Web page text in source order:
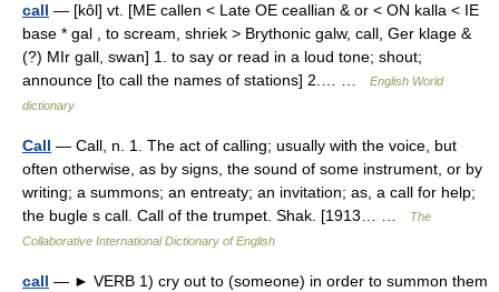
call — [kôl] vt. [ME callen < Late OE ceallian & or < ON kalla < IE
base * gal , to scream, shriek > Brythonic galw, call, Ger klage &
(?) MIr gall, swan] 1. to say or read in a loud tone; shout;
announce [to call the names of stations] 2.… …
English World
dictionary
Call — Call, n. 1. The act of calling; usually with the voice, but
often otherwise, as by signs, the sound of some instrument, or by
writing; a summons; an entreaty; an invitation; as, a call for help;
the bugle s call. Call of the trumpet. Shak. [1913… …
The
Collaborative International Dictionary of English
call — ► VERB 1) cry out to (someone) in order to summon them